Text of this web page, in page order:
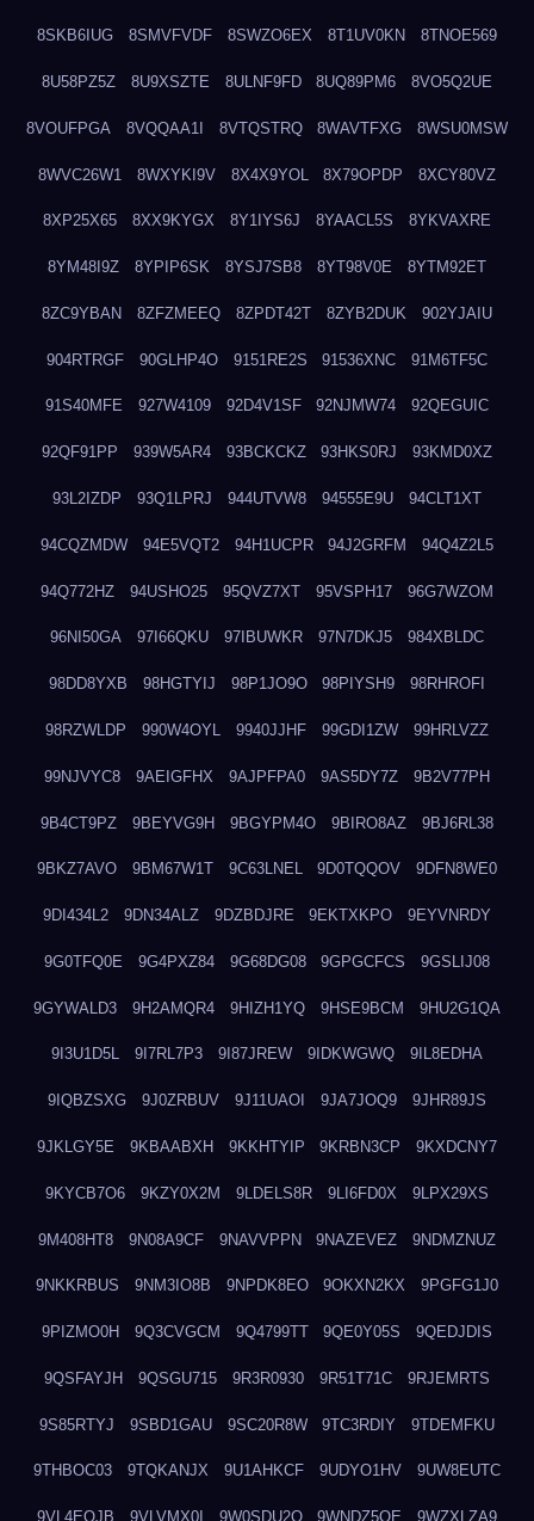
8SKB6IUG 8SMVFVDF 8SWZO6EX 8T1UV0KN 8TNOE569
8U58PZ5Z 8U9XSZTE 8ULNF9FD 8UQ89PM6 8VO5Q2UE
8VOUFPGA 8VQQAA1I 8VTQSTRQ 8WAVTFXG 8WSU0MSW
8WVC26W1 8WXYKI9V 8X4X9YOL 8X79OPDP 8XCY80VZ
8XP25X65 8XX9KYGX 8Y1IYS6J 8YAACL5S 8YKVAXRE
8YM48I9Z 8YPIP6SK 8YSJ7SB8 8YT98V0E 8YTM92ET
8ZC9YBAN 8ZFZMEEQ 8ZPDT42T 8ZYB2DUK 902YJAIU
904RTRGF 90GLHP4O 9151RE2S 91536XNC 91M6TF5C
91S40MFE 927W4109 92D4V1SF 92NJMW74 92QEGUIC
92QF91PP 939W5AR4 93BCKCKZ 93HKS0RJ 93KMD0XZ
93L2IZDP 93Q1LPRJ 944UTVW8 94555E9U 94CLT1XT
94CQZMDW 94E5VQT2 94H1UCPR 94J2GRFM 94Q4Z2L5
94Q772HZ 94USHO25 95QVZ7XT 95VSPH17 96G7WZOM
96NI50GA 97I66QKU 97IBUWKR 97N7DKJ5 984XBLDC
98DD8YXB 98HGTYIJ 98P1JO9O 98PIYSH9 98RHROFI
98RZWLDP 990W4OYL 9940JJHF 99GDI1ZW 99HRLVZZ
99NJVYC8 9AEIGFHX 9AJPFPA0 9AS5DY7Z 9B2V77PH
9B4CT9PZ 9BEYVG9H 9BGYPM4O 9BIRO8AZ 9BJ6RL38
9BKZ7AVO 9BM67W1T 9C63LNEL 9D0TQQOV 9DFN8WE0
9DI434L2 9DN34ALZ 9DZBDJRE 9EKTXKPO 9EYVNRDY
9G0TFQ0E 9G4PXZ84 9G68DG08 9GPGCFCS 9GSLIJ08
9GYWALD3 9H2AMQR4 9HIZH1YQ 9HSE9BCM 9HU2G1QA
9I3U1D5L 9I7RL7P3 9I87JREW 9IDKWGWQ 9IL8EDHA
9IQBZSXG 9J0ZRBUV 9J11UAOI 9JA7JOQ9 9JHR89JS
9JKLGY5E 9KBAABXH 9KKHTYIP 9KRBN3CP 9KXDCNY7
9KYCB7O6 9KZY0X2M 9LDELS8R 9LI6FD0X 9LPX29XS
9M408HT8 9N08A9CF 9NAVVPPN 9NAZEVEZ 9NDMZNUZ
9NKKRBUS 9NM3IO8B 9NPDK8EO 9OKXN2KX 9PGFG1J0
9PIZMO0H 9Q3CVGCM 9Q4799TT 9QE0Y05S 9QEDJDIS
9QSFAYJH 9QSGU715 9R3R0930 9R51T71C 9RJEMRTS
9S85RTYJ 9SBD1GAU 9SC20R8W 9TC3RDIY 9TDEMFKU
9THBOC03 9TQKANJX 9U1AHKCF 9UDYO1HV 9UW8EUTC
9VL4EOJB 9VLVMX0I 9W0SDU2O 9WNDZ5OE 9WZXLZA9